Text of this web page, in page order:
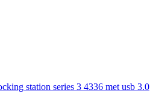
station series 3 4336 met usb 3.0